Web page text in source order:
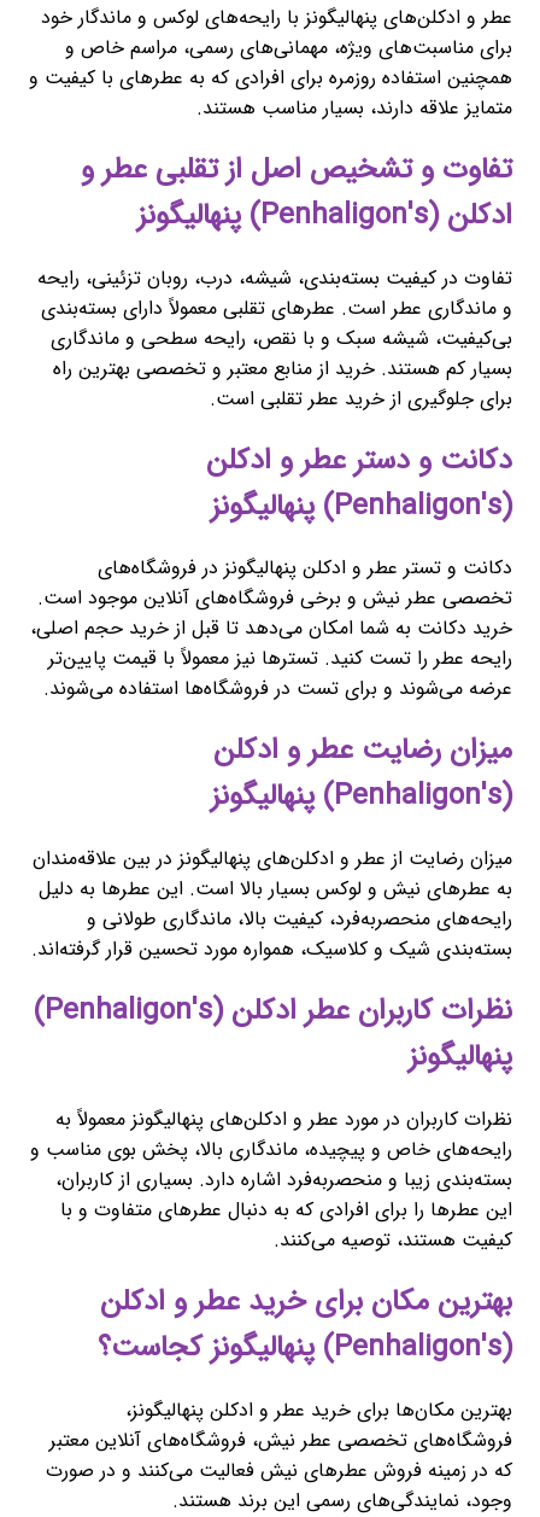
عطر و ادکلن‌های پنهالیگونز با رایحه‌های لوکس و ماندگار خود
برای مناسبت‌های ویژه، مهمانی‌های رسمی، مراسم خاص و
همچنین استفاده روزمره برای افرادی که به عطرهای با کیفیت و
متمایز علاقه دارند، بسیار مناسب هستند.
تفاوت و تشخیص اصل از تقلبی عطر و
ادکلن (Penhaligon's) پنهالیگونز
تفاوت در کیفیت بسته‌بندی، شیشه، درب، روبان تزئینی، رایحه
و ماندگاری عطر است. عطرهای تقلبی معمولاً دارای بسته‌بندی
بی‌کیفیت، شیشه سبک و با نقص، رایحه سطحی و ماندگاری
بسیار کم هستند. خرید از منابع معتبر و تخصصی بهترین راه
برای جلوگیری از خرید عطر تقلبی است.
دکانت و دستر عطر و ادکلن
(Penhaligon's) پنهالیگونز
دکانت و تستر عطر و ادکلن پنهالیگونز در فروشگاه‌های
تخصصی عطر نیش و برخی فروشگاه‌های آنلاین موجود است.
خرید دکانت به شما امکان می‌دهد تا قبل از خرید حجم اصلی،
رایحه عطر را تست کنید. تسترها نیز معمولاً با قیمت پایین‌تر
عرضه می‌شوند و برای تست در فروشگاه‌ها استفاده می‌شوند.
میزان رضایت عطر و ادکلن
(Penhaligon's) پنهالیگونز
میزان رضایت از عطر و ادکلن‌های پنهالیگونز در بین علاقه‌مندان
به عطرهای نیش و لوکس بسیار بالا است. این عطرها به دلیل
رایحه‌های منحصربه‌فرد، کیفیت بالا، ماندگاری طولانی و
بسته‌بندی شیک و کلاسیک، همواره مورد تحسین قرار گرفته‌اند.
نظرات کاربران عطر ادکلن (Penhaligon's)
پنهالیگونز
نظرات کاربران در مورد عطر و ادکلن‌های پنهالیگونز معمولاً به
رایحه‌های خاص و پیچیده، ماندگاری بالا، پخش بوی مناسب و
بسته‌بندی زیبا و منحصربه‌فرد اشاره دارد. بسیاری از کاربران،
این عطرها را برای افرادی که به دنبال عطرهای متفاوت و با
کیفیت هستند، توصیه می‌کنند.
بهترین مکان برای خرید عطر و ادکلن
(Penhaligon's) پنهالیگونز کجاست؟
بهترین مکان‌ها برای خرید عطر و ادکلن پنهالیگونز،
فروشگاه‌های تخصصی عطر نیش، فروشگاه‌های آنلاین معتبر
که در زمینه فروش عطرهای نیش فعالیت می‌کنند و در صورت
وجود، نمایندگی‌های رسمی این برند هستند.